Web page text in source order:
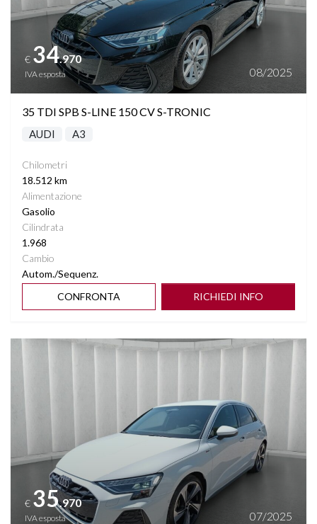
VANO PORTABAGAGLI AUTOMATICO CON SENSORE
PIEDE
VIRTUAL COCKPIT
VOLANTE MULTIFUNZIONE
€ 34.970
IVA esposta 08/2025
35 TDI SPB S-LINE 150 CV S-TRONIC
AUDI A3
Chilometri
18.512 km
Alimentazione
Gasolio
Cilindrata
1.968
Cambio
Autom./Sequenz.
CONFRONTA
RICHIEDI INFO
Vedi dettagli
€ 35.970
IVA esposta 07/2025